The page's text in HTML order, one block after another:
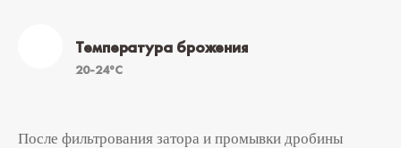
Температура брожения
20-24°C
После фильтрования затора и промывки дробины